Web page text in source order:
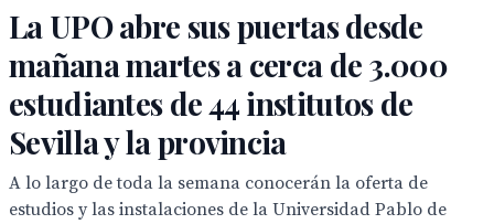
La UPO abre sus puertas desde
mañana martes a cerca de 3.000
estudiantes de 44 institutos de
Sevilla y la provincia
A lo largo de toda la semana conocerán la oferta de
estudios y las instalaciones de la Universidad Pablo de